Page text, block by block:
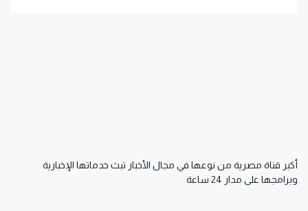
أكبر قناة مصرية من نوعها في مجال الأخبار تبث خدماتها الإخبارية
وبرامجها على مدار 24 ساعة